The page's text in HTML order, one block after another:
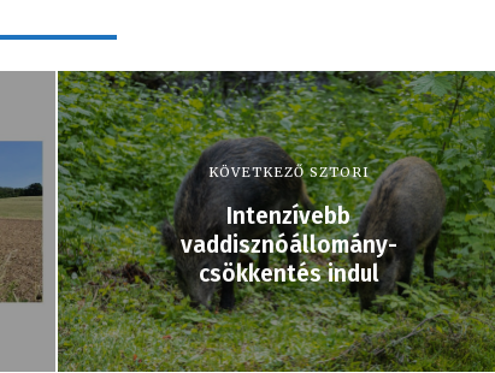
KÖVETKEZŐ SZTORI
Intenzívebb
vaddisznóállomány-
csökkentés indul